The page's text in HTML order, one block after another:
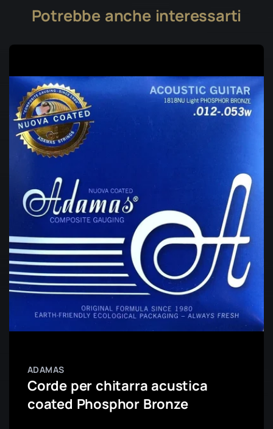
Potrebbe anche interessarti
ADAMAS
Corde per chitarra acustica
coated Phosphor Bronze